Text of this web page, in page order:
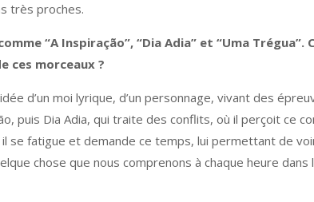
très proches.
“A Inspiração”, “Dia Adia” et “Uma
ces morceaux ?
d’un moi lyrique, d’un personnage, vivant des
puis Dia Adia, qui traite des conflits, où il perçoit ce
il se fatigue et demande ce temps, lui permettant de
chose que nous comprenons à chaque heure dans